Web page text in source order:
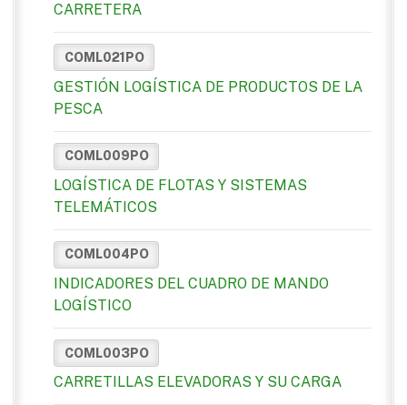
CARRETERA
COML021PO
GESTIÓN LOGÍSTICA DE PRODUCTOS DE LA
PESCA
COML009PO
LOGÍSTICA DE FLOTAS Y SISTEMAS
TELEMÁTICOS
COML004PO
INDICADORES DEL CUADRO DE MANDO
LOGÍSTICO
COML003PO
CARRETILLAS ELEVADORAS Y SU CARGA